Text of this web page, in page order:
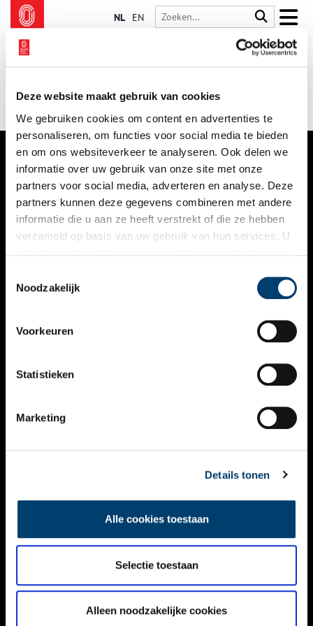
Deze website maakt gebruik van cookies
We gebruiken cookies om content en advertenties te
personaliseren, om functies voor social media te bieden
en om ons websiteverkeer te analyseren. Ook delen we
informatie over uw gebruik van onze site met onze
partners voor social media, adverteren en analyse. Deze
partners kunnen deze gegevens combineren met andere
informatie die u aan ze heeft verstrekt of die ze hebben
verzameld op basis van uw gebruik van hun services. U
Noodzakelijk
Voorkeuren
Statistieken
Marketing
Details tonen
Alle cookies toestaan
Selectie toestaan
Alleen noodzakelijke cookies
NL EN
VERHALEN
NIEUWS
KALENDER
ACTIVITEITEN
NIEUWSBRIEF
DISCLAIMER
TOEGANKELIJKHEID
Volg ONH op social media